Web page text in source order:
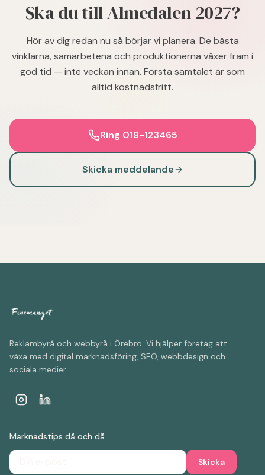
Ska du till Almedalen 2027?
Hör av dig redan nu så börjar vi planera. De bästa
vinklarna, samarbetena och produktionerna växer fram i
god tid — inte veckan innan. Första samtalet är som
alltid kostnadsfritt.
Ring 019-123465
Skicka meddelande
Reklambyrå och webbyrå i Örebro. Vi hjälper företag att
växa med digital marknadsföring, SEO, webbdesign och
sociala medier.
Marknadstips då och då
Skicka